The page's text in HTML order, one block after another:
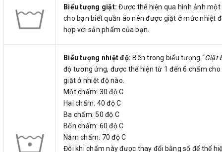
Biểu tượng giặt:Được thể hiện qua hình ảnh
cho bạn biết quần áo nên được giặt ở mức nhiệt
hợp với sản phẩm của bạn.
Biểu tượng nhiệt độ: Bên trong biểu tượng “Giặt
độ tương ứng, được thể hiện từ 1 đến 6 chấm
giặt ở nhiệt độ nào.
Một chấm: 30 độ C
Hai chấm: 40 độ C
Ba chấm: 50 độ C
Bốn chấm: 60 độ C
Năm chấm: 70 độ C
Đôi khi chấm này được thay đổi bằng số để thể